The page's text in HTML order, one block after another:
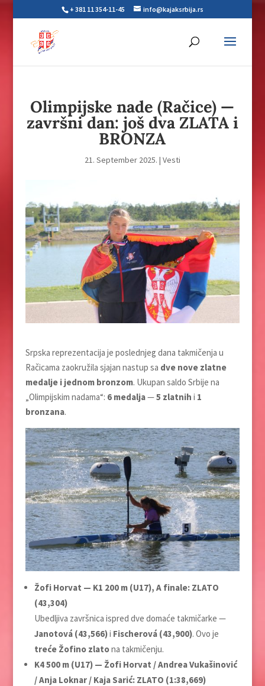
+ 381 11 354-11-45 info@kajaksrbija.rs
Olimpijske nade (Račice) —
završni dan: još dva ZLATA i
BRONZA
21. September 2025. | Vesti
Srpska reprezentacija je poslednjeg dana takmičenja u
Račicama zaokružila sjajan nastup sa dve nove zlatne
medalje i jednom bronzom. Ukupan saldo Srbije na
„Olimpijskim nadama“: 6 medalja—5 zlatnih i 1
bronzana.
Žofi Horvat — K1 200 m (U17), A finale: ZLATO
(43,304)
Ubedljiva završnica ispred dve domaće takmičarke —
Janotová (43,566)i Fischerová (43,900). Ovo je
treće Žofino zlatona takmičenju.
K4 500 m (U17) — Žofi Horvat / Andrea Vukašinović
/ Anja Loknar / Kaja Sarić: ZLATO (1:38,669)